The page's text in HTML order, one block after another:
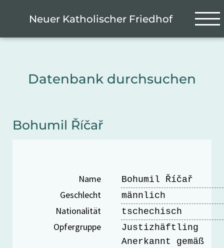
Neuer Katholischer Friedhof
Datenbank durchsuchen
Bohumil Říčař
Name Bohumil Říčař
Geschlecht männlich
Nationalität tschechisch
Opfergruppe
Justizhäftling
Anerkannt gemäß